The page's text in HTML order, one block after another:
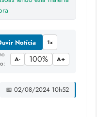
Notícia 1x
A- 100% A+
📅 02/08/2024 10h52